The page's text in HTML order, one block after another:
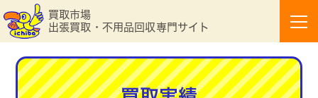
買取市場
出張買取・不用品回収専門サイト